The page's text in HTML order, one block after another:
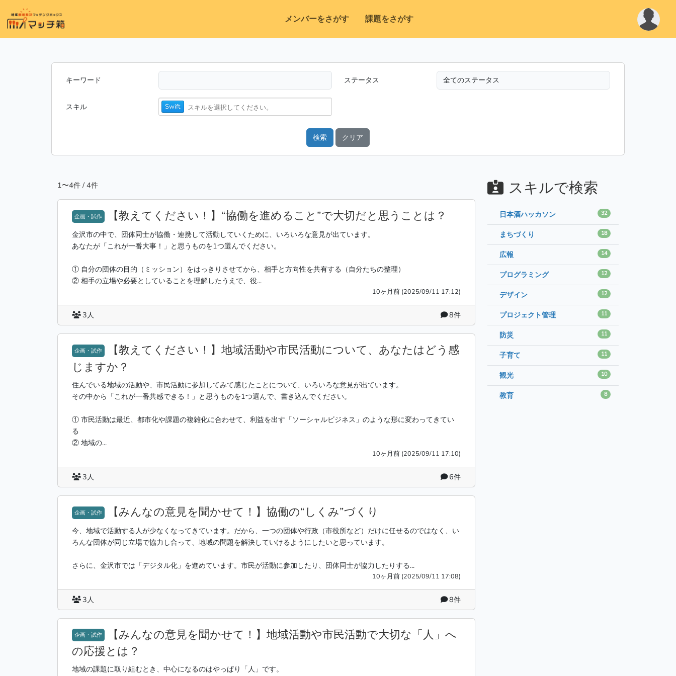
メンバーをさがす 課題をさがす
キーワード ステータス
スキル Swift
検索 クリア
1〜4件 / 4件
企画・試作 【教えてください！】“協働を進めること”で大切だと思うことは？
金沢市の中で、団体同士が協働・連携して活動していくために、いろいろな意見が出ています。
あなたが「これが一番大事！」と思うものを1つ選んでください。
① 自分の団体の目的（ミッション）をはっきりさせてから、相手と方向性を共有する（自分たちの整理）
② 相手の立場や必要としていることを理解したうえで、役...
10ヶ月前 (2025/09/11 17:12)
3人 8件
企画・試作
【教えてください！】地域活動や市民活動について、あなたはどう感
じますか？
住んでいる地域の活動や、市民活動に参加してみて感じたことについて、いろいろな意見が出ています。
その中から「これが一番共感できる！」と思うものを1つ選んで、書き込んでください。
① 市民活動は最近、都市化や課題の複雑化に合わせて、利益を出す「ソーシャルビジネス」のような形に変わってきてい
る
② 地域の...
10ヶ月前 (2025/09/11 17:10)
3人 6件
企画・試作 【みんなの意見を聞かせて！】協働の“しくみ”づくり
今、地域で活動する人が少なくなってきています。だから、一つの団体や行政（市役所など）だけに任せるのではなく、い
ろんな団体が同じ立場で協力し合って、地域の問題を解決していけるようにしたいと思っています。
さらに、金沢市では「デジタル化」を進めています。市民が活動に参加したり、団体同士が協力したりする...
10ヶ月前 (2025/09/11 17:08)
3人 8件
企画・試作
【みんなの意見を聞かせて！】地域活動や市民活動で大切な「人」へ
の応援とは？
地域の課題に取り組むとき、中心になるのはやっぱり「人」です。
スキルで検索
日本酒ハッカソン 32
まちづくり 18
広報 14
プログラミング 12
デザイン 12
プロジェクト管理 11
防災 11
子育て 11
観光 10
教育 8